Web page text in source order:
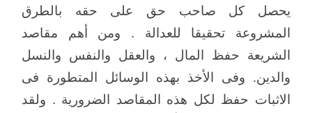
يحصل كل صاحب حق على حقه بالطرق
المشروعة تحقيقا للعدالة . ومن أهم مقاصد
الشريعة حفظ المال ، والعقل والنفس والنسل
والدين. وفى الأخذ بهذه الوسائل المتطورة فى
الاثبات حفظ لكل هذه المقاصد الضرورية . ولقد